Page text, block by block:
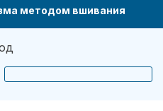
методом вшивания